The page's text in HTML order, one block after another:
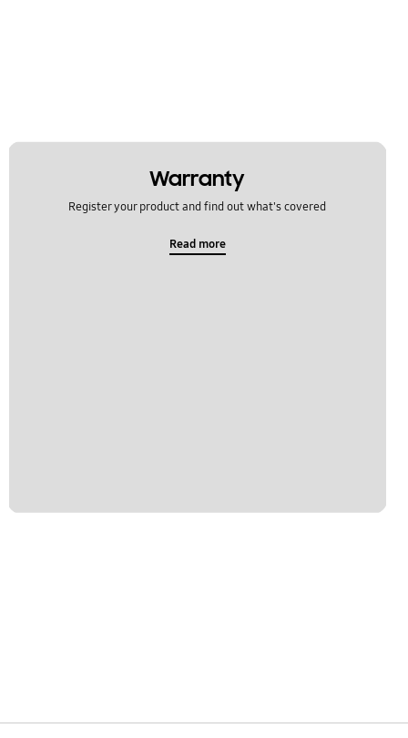
Warranty
Register your product and find out what's covered
Read more